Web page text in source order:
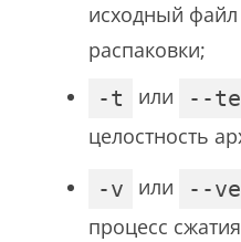
исходный
распаковки;
-t
или --
целостность
-v
или --
процесс